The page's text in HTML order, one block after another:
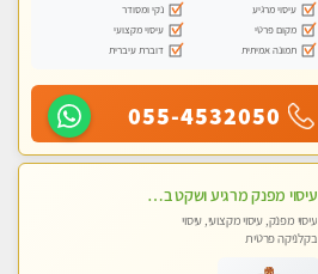
עיסוי מרגיע
נקי ומסודר
מקום פרטי
עיסוי מקצועי
תמונה אמיתית
דוברת עיברית
055-4532050
עיסוי מפנק מרגיע ושקט במקום מדהים עיסוי מושקע מאוד לכל שרירי הגוף...מומלץ!! פרטי !!+ לזוגות
עיסוי מפנק, עיסוי מקצועי, עיסוי
בקלניקה פרטית